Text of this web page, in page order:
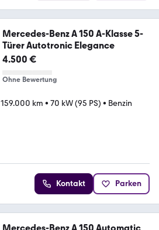
Mercedes-Benz A 150 A-Klasse 5-
Türer Autotronic Elegance
4.500 €
Ohne Bewertung
159.000 km • 70 kW (95 PS) • Benzin
Kontakt Parken
Mercedes-Benz A 150 Automatic